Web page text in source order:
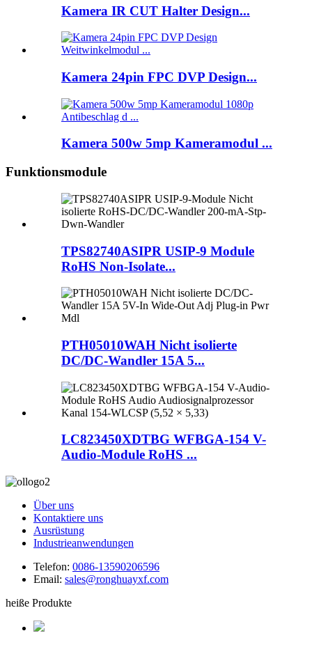
Kamera IR CUT Halter Design...
Kamera 24pin FPC DVP Design...
Kamera 500w 5mp Kameramodul ...
Funktionsmodule
TPS82740ASIPR USIP-9 Module
RoHS Non-Isolate...
PTH05010WAH Nicht isolierte
DC/DC-Wandler 15A 5...
LC823450XDTBG WFBGA-154 V-
Audio-Module RoHS ...
Über uns
Kontaktiere uns
Ausrüstung
Industrieanwendungen
Telefon: 0086-13590206596
Email: sales@ronghuayxf.com
heiße Produkte